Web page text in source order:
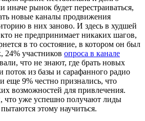
рынок будет перестраиваться,
новые каналы продвижения
в них заново. И здесь в худшей
не предпринимает никаких шагов,
в то состояние, в котором он был
24% участников опроса в канале
что не знают, где брать новых
поток из базы и сарафанного радио
еще 9% честно признались, что
возможностей для привлечения.
что уже успешно получают лиды
этому научиться.